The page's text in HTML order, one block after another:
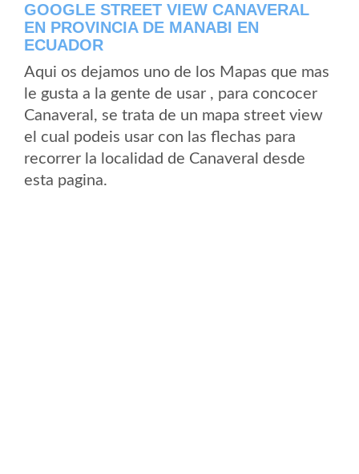
GOOGLE STREET VIEW CANAVERAL
EN PROVINCIA DE MANABI EN
ECUADOR
Aqui os dejamos uno de los Mapas que mas
le gusta a la gente de usar , para concocer
Canaveral, se trata de un mapa street view
el cual podeis usar con las flechas para
recorrer la localidad de Canaveral desde
esta pagina.